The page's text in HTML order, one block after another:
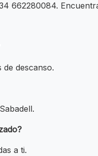
662280084.
de descanso.
a ti.